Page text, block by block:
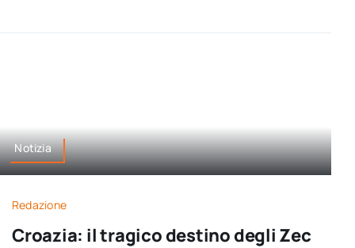
Notizia
Redazione
Croazia: il tragico destino degli Zec